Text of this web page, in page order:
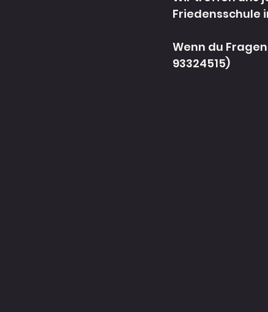
Friedensschule
Wenn du
93324515)